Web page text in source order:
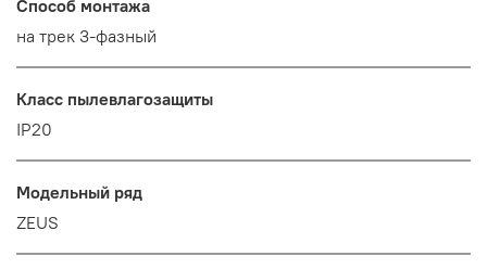
Способ монтажа
на трек 3-фазный
Класс пылевлагозащиты
IP20
Модельный ряд
ZEUS